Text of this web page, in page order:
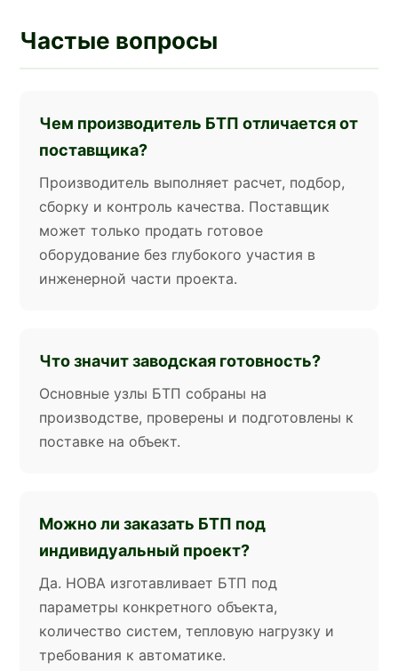
Частые вопросы
Чем производитель БТП отличается от
поставщика?
Производитель выполняет расчет, подбор,
сборку и контроль качества. Поставщик
может только продать готовое
оборудование без глубокого участия в
инженерной части проекта.
Что значит заводская готовность?
Основные узлы БТП собраны на
производстве, проверены и подготовлены к
поставке на объект.
Можно ли заказать БТП под
индивидуальный проект?
Да. НОВА изготавливает БТП под
параметры конкретного объекта,
количество систем, тепловую нагрузку и
требования к автоматике.